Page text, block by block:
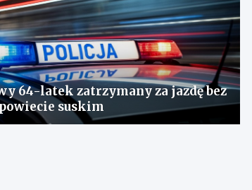
64-latek zatrzymany za jazdę bez
suskim